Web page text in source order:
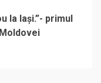
la Iași.”- primul